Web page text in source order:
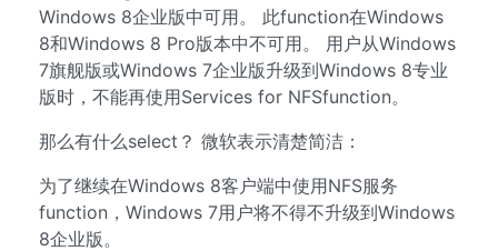
Windows 8企业版中可用。 此function在Windows
8和Windows 8 Pro版本中不可用。 用户从Windows
7旗舰版或Windows 7企业版升级到Windows 8专业
版时，不能再使用Services for NFSfunction。
那么有什么select？ 微软表示清楚简洁：
为了继续在Windows 8客户端中使用NFS服务
function，Windows 7用户将不得不升级到Windows
8企业版。